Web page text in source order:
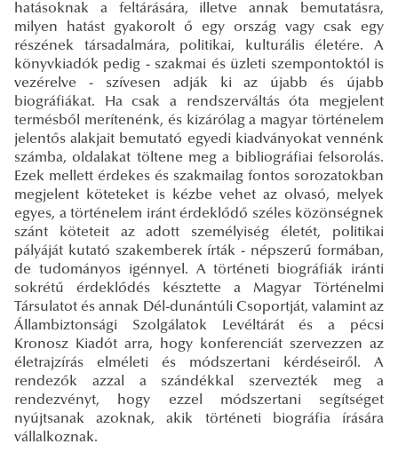
hatásoknak a feltárására, illetve annak bemutatásra,
milyen hatást gyakorolt ő egy ország vagy csak egy
részének társadalmára, politikai, kulturális életére. A
könyvkiadók pedig - szakmai és üzleti szempontoktól is
vezérelve - szívesen adják ki az újabb és újabb
biográfiákat. Ha csak a rendszerváltás óta megjelent
termésből merítenénk, és kizárólag a magyar történelem
jelentős alakjait bemutató egyedi kiadványokat vennénk
számba, oldalakat töltene meg a bibliográfiai felsorolás.
Ezek mellett érdekes és szakmailag fontos sorozatokban
megjelent köteteket is kézbe vehet az olvasó, melyek
egyes, a történelem iránt érdeklődő széles közönségnek
szánt köteteit az adott személyiség életét, politikai
pályáját kutató szakemberek írták - népszerű formában,
de tudományos igénnyel. A történeti biográfiák iránti
sokrétű érdeklődés késztette a Magyar Történelmi
Társulatot és annak Dél-dunántúli Csoportját, valamint az
Állambiztonsági Szolgálatok Levéltárát és a pécsi
Kronosz Kiadót arra, hogy konferenciát szervezzen az
életrajzírás elméleti és módszertani kérdéseiről. A
rendezők azzal a szándékkal szervezték meg a
rendezvényt, hogy ezzel módszertani segítséget
nyújtsanak azoknak, akik történeti biográfia írására
vállalkoznak.